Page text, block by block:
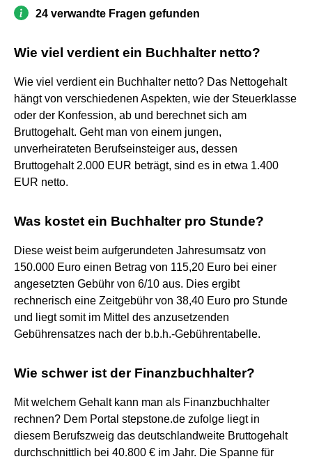
24 verwandte Fragen gefunden
Wie viel verdient ein Buchhalter netto?
Wie viel verdient ein Buchhalter netto? Das Nettogehalt
hängt von verschiedenen Aspekten, wie der Steuerklasse
oder der Konfession, ab und berechnet sich am
Bruttogehalt. Geht man von einem jungen,
unverheirateten Berufseinsteiger aus, dessen
Bruttogehalt 2.000 EUR beträgt, sind es in etwa 1.400
EUR netto.
Was kostet ein Buchhalter pro Stunde?
Diese weist beim aufgerundeten Jahresumsatz von
150.000 Euro einen Betrag von 115,20 Euro bei einer
angesetzten Gebühr von 6/10 aus. Dies ergibt
rechnerisch eine Zeitgebühr von 38,40 Euro pro Stunde
und liegt somit im Mittel des anzusetzenden
Gebührensatzes nach der b.b.h.-Gebührentabelle.
Wie schwer ist der Finanzbuchhalter?
Mit welchem Gehalt kann man als Finanzbuchhalter
rechnen? Dem Portal stepstone.de zufolge liegt in
diesem Berufszweig das deutschlandweite Bruttogehalt
durchschnittlich bei 40.800 € im Jahr. Die Spanne für